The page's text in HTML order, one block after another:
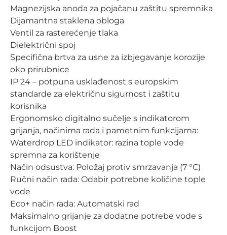
Magnezijska anoda za pojačanu zaštitu spremnika
Dijamantna staklena obloga
Ventil za rasterećenje tlaka
Dielektrični spoj
Specifična brtva za usne za izbjegavanje korozije
oko prirubnice
IP 24 – potpuna usklađenost s europskim
standarde za električnu sigurnost i zaštitu
korisnika
Ergonomsko digitalno sučelje s indikatorom
grijanja, načinima rada i pametnim funkcijama:
Waterdrop LED indikator: razina tople vode
spremna za korištenje
Način odsustva: Položaj protiv smrzavanja (7 °C)
Ručni način rada: Odabir potrebne količine tople
vode
Eco+ način rada: Automatski rad
Maksimalno grijanje za dodatne potrebe vode s
funkcijom Boost